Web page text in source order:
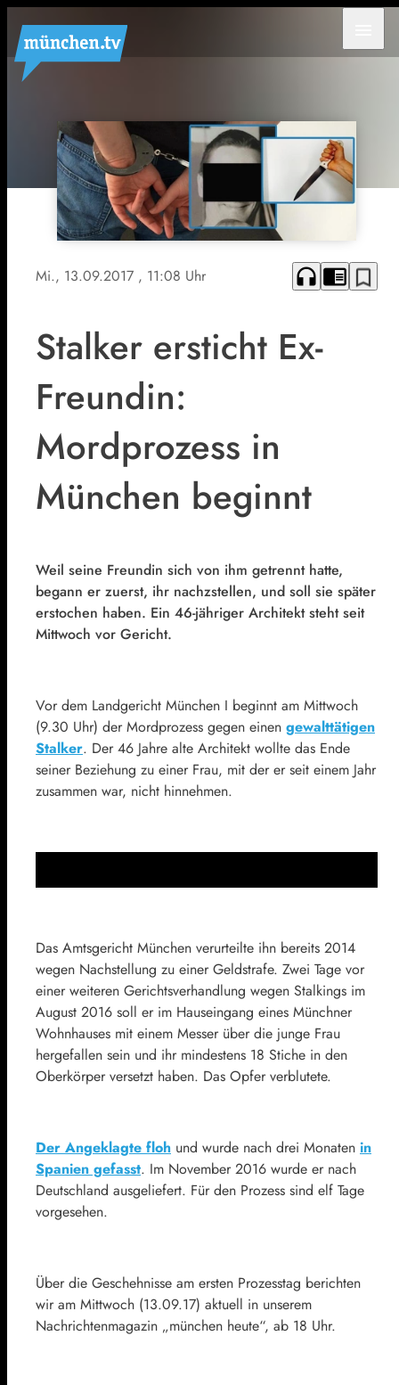
Mi., 13.09.2017 , 11:08 Uhr headphones chrome_reader_mode bookmark_border
Stalker ersticht Ex-
Freundin:
Mordprozess in
München beginnt
Weil seine Freundin sich von ihm getrennt hatte,
begann er zuerst, ihr nachzstellen, und soll sie später
erstochen haben. Ein 46-jähriger Architekt steht seit
Mittwoch vor Gericht.
Vor dem Landgericht München I beginnt am Mittwoch
(9.30 Uhr) der Mordprozess gegen einen gewalttätigen
Stalker. Der 46 Jahre alte Architekt wollte das Ende
seiner Beziehung zu einer Frau, mit der er seit einem Jahr
zusammen war, nicht hinnehmen.
Das Amtsgericht München verurteilte ihn bereits 2014
wegen Nachstellung zu einer Geldstrafe. Zwei Tage vor
einer weiteren Gerichtsverhandlung wegen Stalkings im
August 2016 soll er im Hauseingang eines Münchner
Wohnhauses mit einem Messer über die junge Frau
hergefallen sein und ihr mindestens 18 Stiche in den
Oberkörper versetzt haben. Das Opfer verblutete.
Der Angeklagte floh und wurde nach drei Monaten in
Spanien gefasst. Im November 2016 wurde er nach
Deutschland ausgeliefert. Für den Prozess sind elf Tage
vorgesehen.
Über die Geschehnisse am ersten Prozesstag berichten
wir am Mittwoch (13.09.17) aktuell in unserem
Nachrichtenmagazin „münchen heute“, ab 18 Uhr.